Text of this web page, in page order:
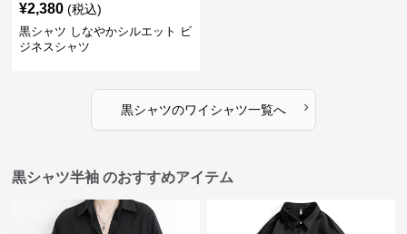
¥2,380 (税込)
黒シャツ しなやかシルエット ビ
ジネスシャツ
黒シャツのワイシャツ一覧へ ›
黒シャツ半袖 のおすすめアイテム